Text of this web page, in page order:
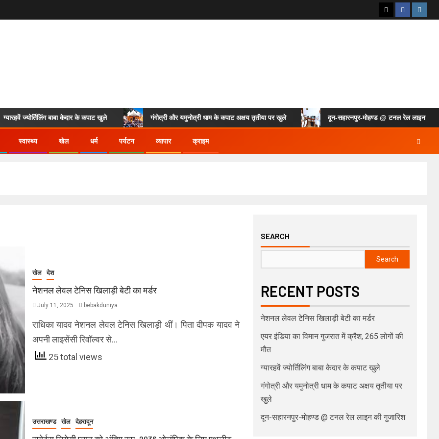
बाबा केदार के कपाट खुले गंगोत्री और यमुनोत्री धाम के कपाट अक्षय तृतीया पर खुले दून-सहारनपुर-मोहण्ड @ टनल रेल लाइन की गुजारिश
स्वास्थ्य खेल धर्म पर्यटन व्यापार क्राइम
खेल देश
नेशनल लेवल टेनिस खिलाड़ी बेटी का मर्डर
July 11, 2025 bebakduniya
राधिका यादव नेशनल लेवल टेनिस खिलाड़ी थीं। पिता दीपक यादव ने
अपनी लाइसेंसी रिवॉल्वर से…
25 total views
उत्तराखण्ड खेल देहरादून
SEARCH
Search
RECENT POSTS
नेशनल लेवल टेनिस खिलाड़ी बेटी का मर्डर
एयर इंडिया का विमान गुजरात में क्रैश, 265 लोगों की
मौत
ग्यारहवें ज्योर्तिलिंग बाबा केदार के कपाट खुले
गंगोत्री और यमुनोत्री धाम के कपाट अक्षय तृतीया पर
खुले
दून-सहारनपुर-मोहण्ड @ टनल रेल लाइन की गुजारिश